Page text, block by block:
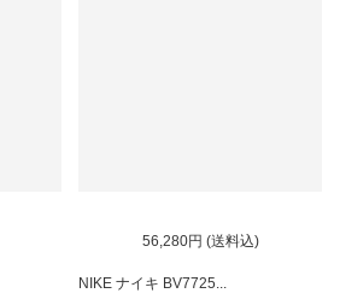
56,280円 (送料込)
NIKE ナイキ BV7725...